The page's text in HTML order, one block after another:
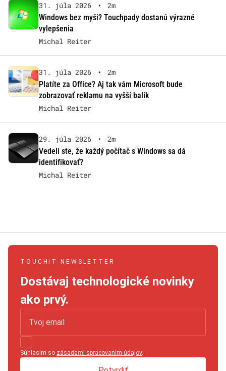
31. júla 2026 •
2m
Windows bez myši? Touchpady dostanú výrazné
vylepšenia
Michal Reiter
31. júla 2026 •
2m
Platíte za Office? Aj tak vám Microsoft bude
zobrazovať reklamu na vyšší balík
Michal Reiter
29. júla 2026 •
2m
Vedeli ste, že každý počítač s Windows sa dá
identifikovať?
Michal Reiter
TOUCHIT NEWSLETTER
Dostávaj technologické novinky
ako prvý.
Súhlasím so zásadami spracovaním údajov.